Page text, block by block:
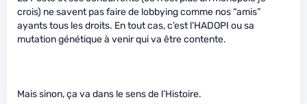
crois) ne savent pas faire de lobbying comme nos “amis”
ayants tous les droits. En tout cas, c’est l’HADOPI ou sa
mutation génétique à venir qui va être contente.
Mais sinon, ça va dans le sens de l’Histoire.